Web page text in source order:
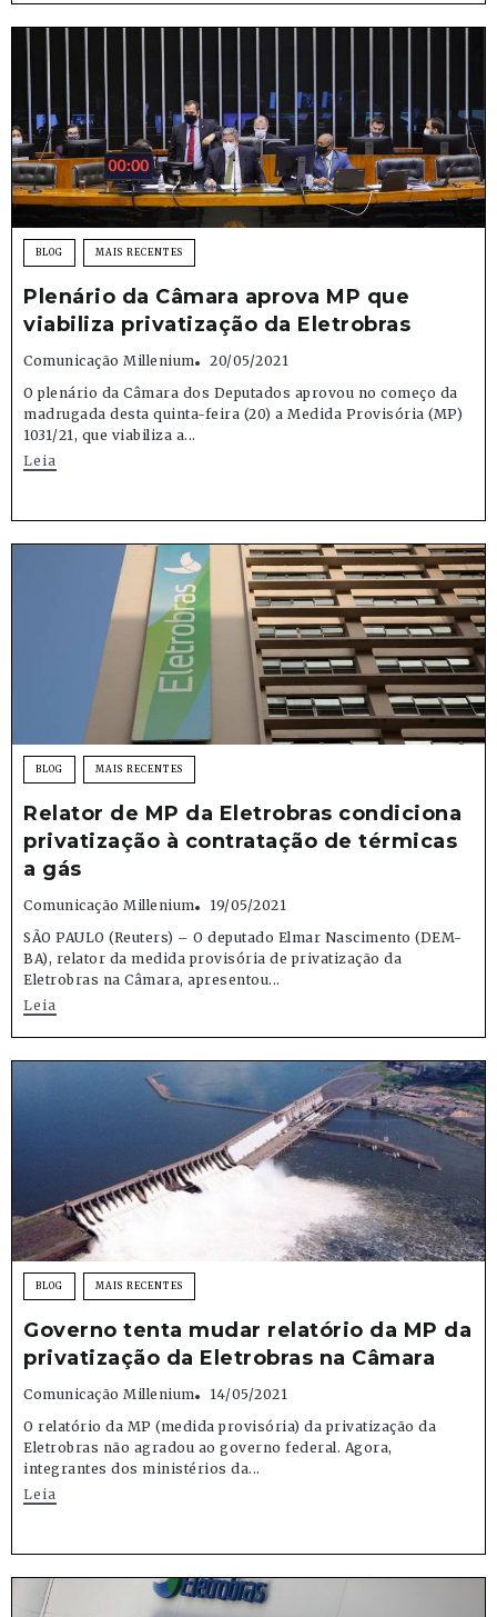
BLOG MAIS RECENTES
Plenário da Câmara aprova MP que
viabiliza privatização da Eletrobras
Comunicação Millenium
20/05/2021
O plenário da Câmara dos Deputados aprovou no começo da
madrugada desta quinta-feira (20) a Medida Provisória (MP)
1031/21, que viabiliza a...
Leia
BLOG MAIS RECENTES
Relator de MP da Eletrobras condiciona
privatização à contratação de térmicas
a gás
Comunicação Millenium
19/05/2021
SÃO PAULO (Reuters) – O deputado Elmar Nascimento (DEM-
BA), relator da medida provisória de privatização da
Eletrobras na Câmara, apresentou...
Leia
BLOG MAIS RECENTES
Governo tenta mudar relatório da MP da
privatização da Eletrobras na Câmara
Comunicação Millenium
14/05/2021
O relatório da MP (medida provisória) da privatização da
Eletrobras não agradou ao governo federal. Agora,
integrantes dos ministérios da...
Leia